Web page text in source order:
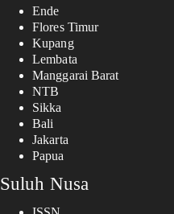
Ende
Flores Timur
Kupang
Lembata
Manggarai Barat
NTB
Sikka
Bali
Jakarta
Papua
Suluh Nusa